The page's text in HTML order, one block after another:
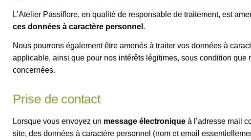
L’Atelier Passiflore, en qualité de responsable de traitement, est
ces données à caractère personnel .
Nous pourrons également être amenés à traiter vos données à
applicable, ainsi que pour nos intérêts légitimes, sous condition
concernées.
Prise de contact
Lorsque vous envoyez un message électronique à l’adresse mail
site, des données à caractère personnel (nom et email